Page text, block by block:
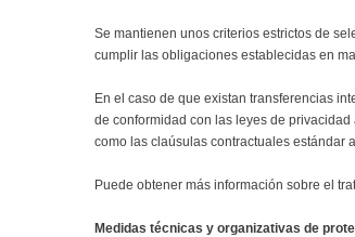
Se mantienen unos criterios estrictos de
cumplir las obligaciones establecidas en
En el caso de que existan transferencias
de conformidad con las leyes de
como las claúsulas contractuales estándar
Puede obtener más información sobre el
Medidas técnicas y organizativas de